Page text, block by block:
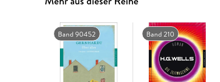
Band 90452 Band 210